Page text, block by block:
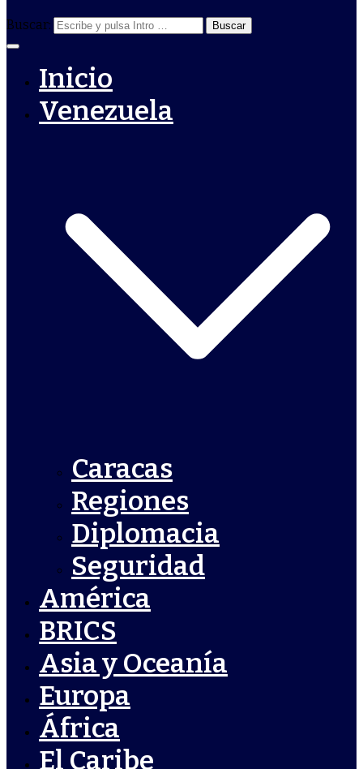
Buscar:
Inicio
Venezuela
Caracas
Regiones
Diplomacia
Seguridad
América
BRICS
Asia y Oceanía
Europa
África
El Caribe